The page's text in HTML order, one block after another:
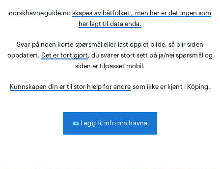
norskhavneguide.noskapes av båtfolket , men her er det ingen som
har lagt til data enda.
Svar på noen korte spørsmål eller last opp et bilde, så blir siden
oppdatert. Det er fort gjort, du svarer stort sett på ja/nei spørsmål og
siden er tilpasset mobil.
Kunnskapen din er til stor hjelp for andre som ikke er kjent i Köping.
📜 Legg til info om havna